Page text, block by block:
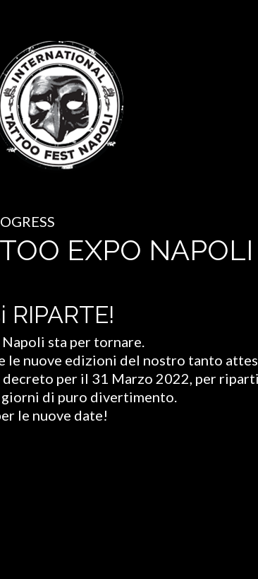
EXPO NAPOLI
sta per tornare.
nuove edizioni del nostro tanto
per il 31 Marzo 2022, per
di puro divertimento.
le nuove date!